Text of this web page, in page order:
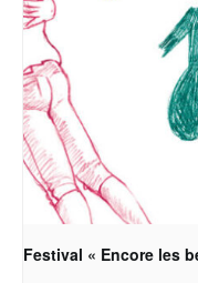
Festival « Encore les